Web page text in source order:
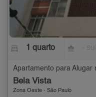
1 quarto
Apartamento para Alugar
Bela Vista
Zona Oeste - São Paulo